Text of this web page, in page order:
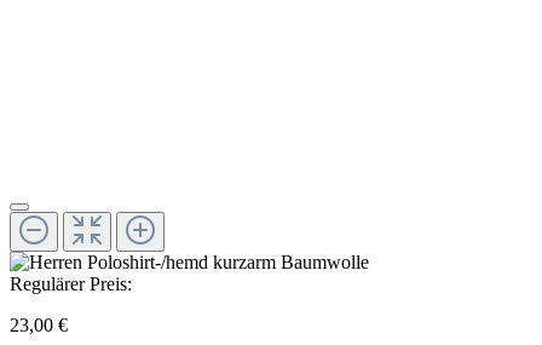
Regulärer Preis:
23,00 €